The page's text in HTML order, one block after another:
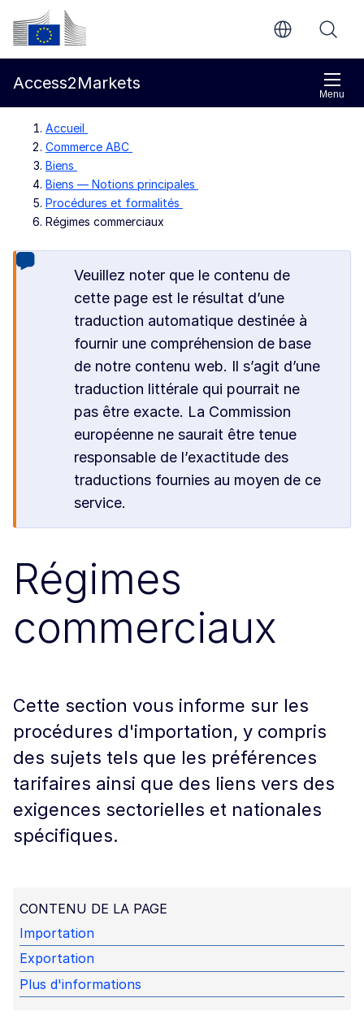
Aller directement au contenu principal
Commission européenne
Menu
Access2Markets
Accueil
Commerce ABC
Biens
Biens — Notions principales
Procédures et formalités
Régimes commerciaux
Veuillez noter que le contenu de
cette page est le résultat d’une
traduction automatique destinée à
fournir une compréhension de base
de notre contenu web. Il s’agit d’une
traduction littérale qui pourrait ne
pas être exacte. La Commission
européenne ne saurait être tenue
responsable de l’exactitude des
traductions fournies au moyen de ce
service.
Régimes
commerciaux
Cette section vous informe sur les
procédures d'importation, y compris
des sujets tels que les préférences
tarifaires ainsi que des liens vers des
exigences sectorielles et nationales
spécifiques.
CONTENU DE LA PAGE
Importation
Exportation
Plus d'informations